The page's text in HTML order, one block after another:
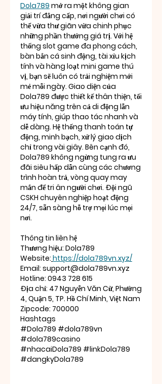
Dola789 mở ra một không gian
giải trí đẳng cấp, nơi người chơi có
thể vừa thư giãn vừa chinh phục
những phần thưởng giá trị. Với hệ
thống slot game đa phong cách,
bàn bắn cá sinh động, tài xỉu kịch
tính và hàng loạt mini game thú
vị, bạn sẽ luôn có trải nghiệm mới
mẻ mỗi ngày. Giao diện của
Dola789 được thiết kế thân thiện, tối
ưu hiệu năng trên cả di động lẫn
máy tính, giúp thao tác nhanh và
dễ dàng. Hệ thống thanh toán tự
động, minh bạch, xử lý giao dịch
chỉ trong vài giây. Bên cạnh đó,
Dola789 không ngừng tung ra ưu
đãi siêu hấp dẫn cùng các chương
trình hoàn trả, vòng quay may
mắn để tri ân người chơi. Đội ngũ
CSKH chuyên nghiệp hoạt động
24/7, sẵn sàng hỗ trợ mọi lúc mọi
nơi.
Thông tin liên hệ
Thương hiệu: Dola789
Website: https://dola789vn.xyz/
Email: support@dola789vn.xyz
Hotline: 0943 728 615
Địa chỉ: 47 Nguyễn Văn Cừ, Phường
4, Quận 5, TP. Hồ Chí Minh, Việt Nam
Zipcode: 700000
Hashtags
#Dola789 #dola789vn
#dola789casino
#nhacaiDola789 #linkDola789
#dangkyDola789